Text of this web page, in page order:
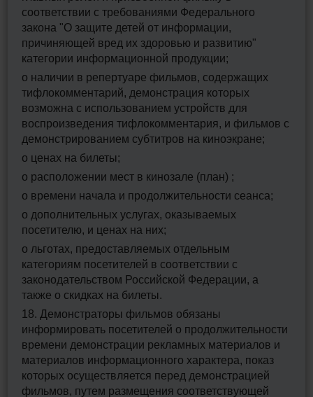
соответствии с требованиями Федерального
закона "О защите детей от информации,
причиняющей вред их здоровью и развитию"
категории информационной продукции;
о наличии в репертуаре фильмов, содержащих
тифлокомментарий, демонстрация которых
возможна с использованием устройств для
воспроизведения тифлокомментария, и фильмов с
демонстрированием субтитров на киноэкране;
о ценах на билеты;
о расположении мест в кинозале (план) ;
о времени начала и продолжительности сеанса;
о дополнительных услугах, оказываемых
посетителю, и ценах на них;
о льготах, предоставляемых отдельным
категориям посетителей в соответствии с
законодательством Российской Федерации, а
также о скидках на билеты.
18. Демонстраторы фильмов обязаны
информировать посетителей о продолжительности
времени демонстрации рекламных материалов и
материалов информационного характера, показ
которых осуществляется перед демонстрацией
фильмов, путем размещения соответствующей